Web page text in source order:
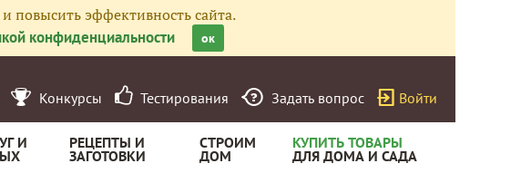
повысить эффективность сайта.
конфиденциальности ок
Конкурсы Тестирования Задать вопрос Войти
И РЕЦЕПТЫ И
ЗАГОТОВКИ
СТРОИМ
ДОМ
КУПИТЬ ТОВАРЫ
ДЛЯ ДОМА И САДА